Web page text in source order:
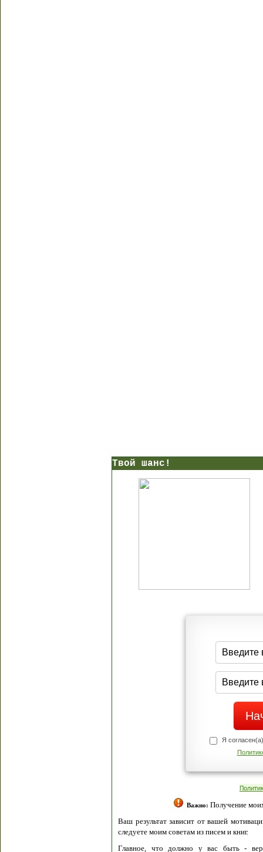
Твой шанс!
Я
Важно: Получение
Ваш результат зависит от вашей
следуете моим советам из писем и книг.
Главное, что должно у вас быть -